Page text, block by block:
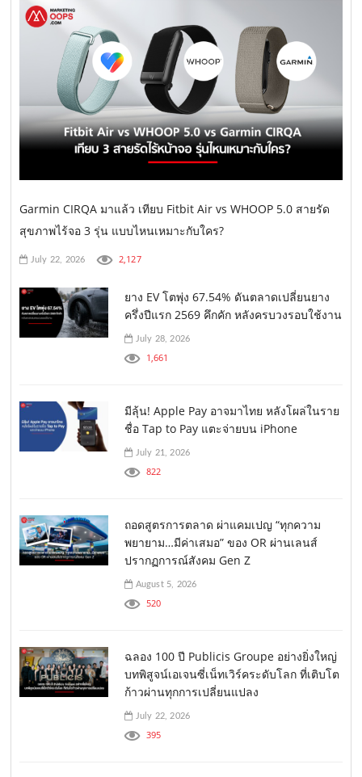
Garmin CIRQA มาแล้ว เทียบ Fitbit Air vs WHOOP 5.0 สายรัด
สุขภาพไร้จอ 3 รุ่น แบบไหนเหมาะกับใคร?
July 22, 2026 2,127
ยาง EV โตพุ่ง 67.54% ดันตลาดเปลี่ยนยาง
ครึ่งปีแรก 2569 คึกคัก หลังครบวงรอบใช้งาน
July 28, 2026
1,661
มีลุ้น! Apple Pay อาจมาไทย หลังโผล่ในราย
ชื่อ Tap to Pay แตะจ่ายบน iPhone
July 21, 2026
822
ถอดสูตรการตลาด ผ่าแคมเปญ “ทุกความ
พยายาม…มีค่าเสมอ” ของ OR ผ่านเลนส์
ปรากฏการณ์สังคม Gen Z
August 5, 2026
520
ฉลอง 100 ปี Publicis Groupe อย่างยิ่งใหญ่
บทพิสูจน์เอเจนซี่เน็ทเวิร์คระดับโลก ที่เติบโต
ก้าวผ่านทุกการเปลี่ยนแปลง
July 22, 2026
395